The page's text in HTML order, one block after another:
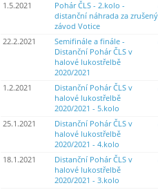
1.5.2021
Pohár ČLS - 2.kolo -
distanční náhrada za zrušený
závod Votice
22.2.2021
Semifinále a finále -
Distanční Pohár ČLS v
halové lukostřelbě
2020/2021
1.2.2021
Distanční Pohár ČLS v
halové lukostřelbě
2020/2021 - 5.kolo
25.1.2021
Distanční Pohár ČLS v
halové lukostřelbě
2020/2021 - 4.kolo
18.1.2021
Distanční Pohár ČLS v
halové lukostřelbě
2020/2021 - 3.kolo